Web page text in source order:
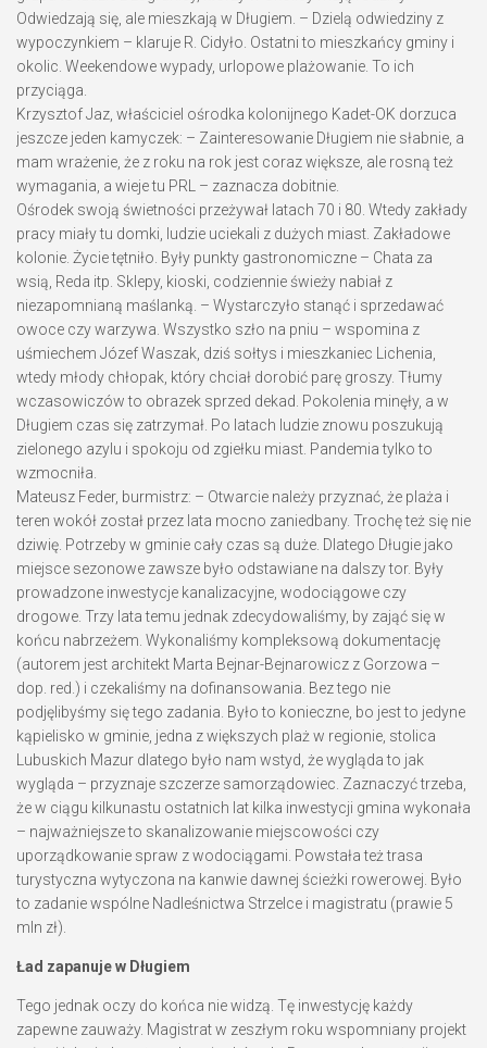
Odwiedzają się, ale mieszkają w Długiem. – Dzielą odwiedziny z
wypoczynkiem – klaruje R. Cidyło. Ostatni to mieszkańcy gminy i
okolic. Weekendowe wypady, urlopowe plażowanie. To ich
przyciąga.
Krzysztof Jaz, właściciel ośrodka kolonijnego Kadet-OK dorzuca
jeszcze jeden kamyczek: – Zainteresowanie Długiem nie słabnie, a
mam wrażenie, że z roku na rok jest coraz większe, ale rosną też
wymagania, a wieje tu PRL – zaznacza dobitnie.
Ośrodek swoją świetności przeżywał latach 70 i 80. Wtedy zakłady
pracy miały tu domki, ludzie uciekali z dużych miast. Zakładowe
kolonie. Życie tętniło. Były punkty gastronomiczne – Chata za
wsią, Reda itp. Sklepy, kioski, codziennie świeży nabiał z
niezapomnianą maślanką. – Wystarczyło stanąć i sprzedawać
owoce czy warzywa. Wszystko szło na pniu – wspomina z
uśmiechem Józef Waszak, dziś sołtys i mieszkaniec Lichenia,
wtedy młody chłopak, który chciał dorobić parę groszy. Tłumy
wczasowiczów to obrazek sprzed dekad. Pokolenia minęły, a w
Długiem czas się zatrzymał. Po latach ludzie znowu poszukują
zielonego azylu i spokoju od zgiełku miast. Pandemia tylko to
wzmocniła.
Mateusz Feder, burmistrz: – Otwarcie należy przyznać, że plaża i
teren wokół został przez lata mocno zaniedbany. Trochę też się nie
dziwię. Potrzeby w gminie cały czas są duże. Dlatego Długie jako
miejsce sezonowe zawsze było odstawiane na dalszy tor. Były
prowadzone inwestycje kanalizacyjne, wodociągowe czy
drogowe. Trzy lata temu jednak zdecydowaliśmy, by zająć się w
końcu nabrzeżem. Wykonaliśmy kompleksową dokumentację
(autorem jest architekt Marta Bejnar-Bejnarowicz z Gorzowa –
dop. red.) i czekaliśmy na dofinansowania. Bez tego nie
podjęlibyśmy się tego zadania. Było to konieczne, bo jest to jedyne
kąpielisko w gminie, jedna z większych plaż w regionie, stolica
Lubuskich Mazur dlatego było nam wstyd, że wygląda to jak
wygląda – przyznaje szczerze samorządowiec. Zaznaczyć trzeba,
że w ciągu kilkunastu ostatnich lat kilka inwestycji gmina wykonała
– najważniejsze to skanalizowanie miejscowości czy
uporządkowanie spraw z wodociągami. Powstała też trasa
turystyczna wytyczona na kanwie dawnej ścieżki rowerowej. Było
to zadanie wspólne Nadleśnictwa Strzelce i magistratu (prawie 5
mln zł).
Ład zapanuje w Długiem
Tego jednak oczy do końca nie widzą. Tę inwestycję każdy
zapewne zauważy. Magistrat w zeszłym roku wspomniany projekt